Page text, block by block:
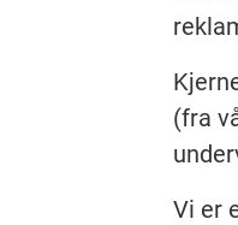
(fra
Vi er